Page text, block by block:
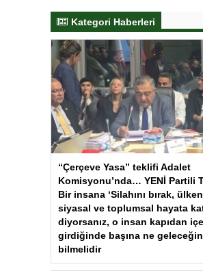
Kategori Haberleri
“Çerçeve Yasa” teklifi Adalet
Komisyonu’nda… YENİ Partili
Bir insana ‘Silahını bırak,
siyasal ve toplumsal hayata
diyorsanız, o insan kapıdan
girdiğinde başına ne
bilmelidir